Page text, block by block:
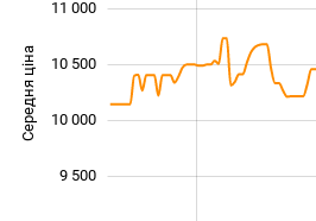
Середня ціна
9 500
10 000
10 500
11 000